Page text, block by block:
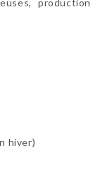
hiver)